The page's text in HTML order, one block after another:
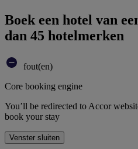
Boek een hotel van
dan 45 hotelmerken
fout(en)
Core booking engine
You’ll be redirected to Accor
book your stay
Venster sluiten